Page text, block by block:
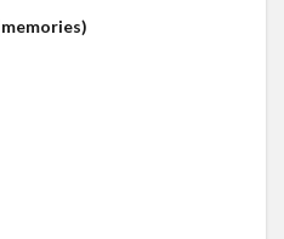
memories)